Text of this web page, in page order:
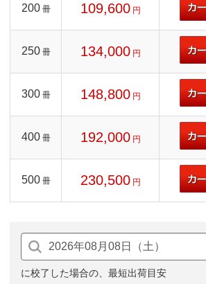
200 冊 109,600 円
250 冊 134,000 円
300 冊 148,800 円
400 冊 192,000 円
500 冊 230,500 円
に校了した場合の、最短出荷目安